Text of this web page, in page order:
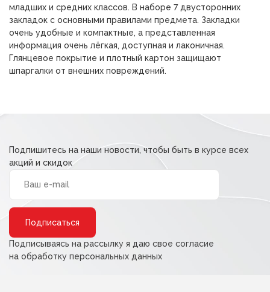
134,00 ₽.
младших и средних классов. В наборе 7 двусторонних
закладок с основными правилами предмета. Закладки
очень удобные и компактные, а представленная
информация очень лёгкая, доступная и лаконичная.
Глянцевое покрытие и плотный картон защищают
шпаргалки от внешних повреждений.
Подпишитесь на наши новости, чтобы быть в курсе всех
акций и скидок
Подписываясь на рассылку я даю свое согласие
на обработку персональных данных